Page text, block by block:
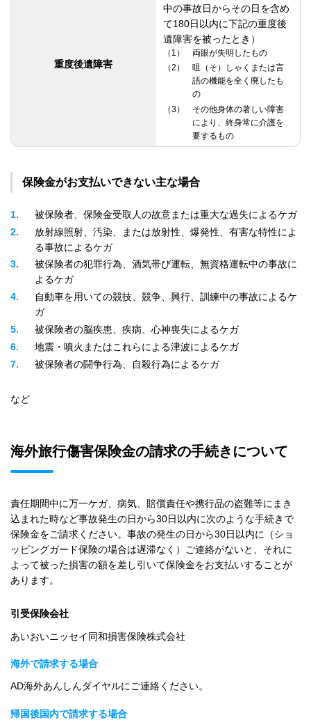
重度後遺障害
中の事故日からその日を含め
て180日以内に下記の重度後
遺障害を被ったとき）
1
両眼が失明したもの
2
咀（そ）しゃくまたは言
語の機能を全く廃したも
の
3
その他身体の著しい障害
により、終身常に介護を
要するもの
保険金がお支払いできない主な場合
1
被保険者、保険金受取人の故意または重大な過失によるケガ
2
放射線照射、汚染、または放射性、爆発性、有害な特性によ
る事故によるケガ
3
被保険者の犯罪行為、酒気帯び運転、無資格運転中の事故に
よるケガ
4
自動車を用いての競技、競争、興行、訓練中の事故によるケ
ガ
5
被保険者の脳疾患、疾病、心神喪失によるケガ
6
地震・噴火またはこれらによる津波によるケガ
7
被保険者の闘争行為、自殺行為によるケガ
など
海外旅行傷害保険金の請求の手続きについて
責任期間中に万一ケガ、病気、賠償責任や携行品の盗難等にまき
込まれた時など事故発生の日から30日以内に次のような手続きで
保険金をご請求ください。事故の発生の日から30日以内に（ショ
ッピングガード保険の場合は遅滞なく）ご連絡がないと、それに
よって被った損害の額を差し引いて保険金をお支払いすることが
あります。
引受保険会社
あいおいニッセイ同和損害保険株式会社
海外で請求する場合
AD海外あんしんダイヤルにご連絡ください。
帰国後国内で請求する場合